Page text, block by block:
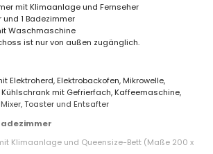
mit Klimaanlage und Fernseher
1 Badezimmer
Waschmaschine
ist nur von außen zugänglich.
Elektroherd, Elektrobackofen, Mikrowelle,
mit Gefrierfach, Kaffeemaschine,
Toaster und Entsafter
Klimaanlage und Queensize-Bett (Maße 200 x